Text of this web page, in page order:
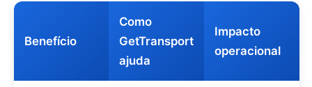
Benefício
Como
GetTransport
ajuda
Impacto
operacional